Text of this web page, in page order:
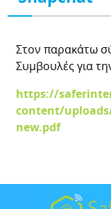
Στον παρακάτω
Συμβουλές για
https://
content/
new.pdf